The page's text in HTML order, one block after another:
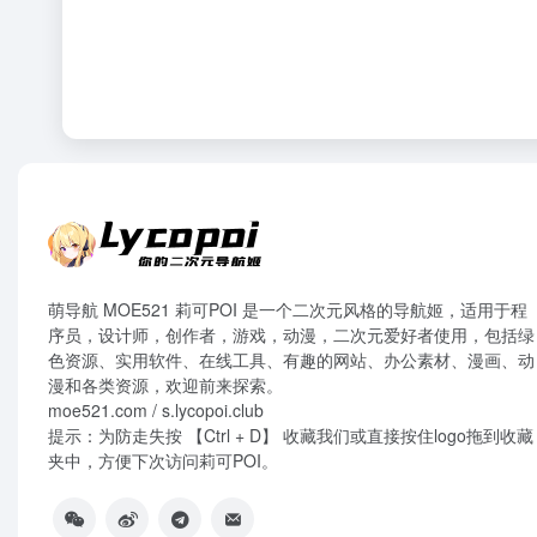
萌导航 MOE521 莉可POI 是一个二次元风格的导航姬，适用于程
序员，设计师，创作者，游戏，动漫，二次元爱好者使用，包括绿
色资源、实用软件、在线工具、有趣的网站、办公素材、漫画、动
漫和各类资源，欢迎前来探索。
moe521.com / s.lycopoi.club
提示：为防走失按 【Ctrl + D】 收藏我们或直接按住logo拖到收藏
夹中，方便下次访问莉可POI。